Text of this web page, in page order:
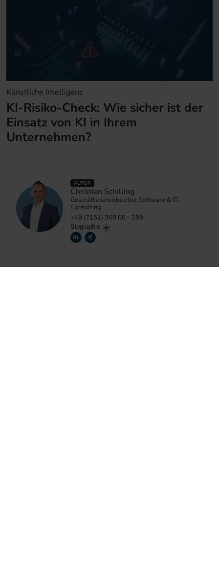
Künstliche Intelligenz
KI-Risiko-Check: Wie sicher ist der
Einsatz von KI in Ihrem
Unternehmen?
AUTOR
Christian Schilling
Geschäftsbereichsleiter Software & IT-
Consulting
+49 (7151) 369 00 - 289
Biographie